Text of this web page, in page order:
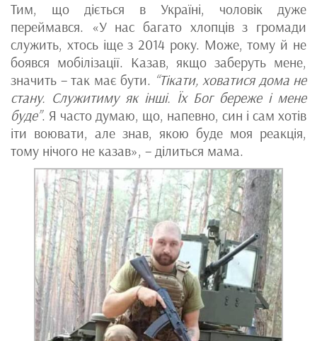
Тим, що діється в Україні, чоловік дуже
переймався. «У нас багато хлопців з громади
служить, хтось іще з 2014 року. Може, тому й не
боявся мобілізації. Казав, якщо заберуть мене,
значить – так має бути. “Тікати, ховатися дома не
стану. Служитиму як інші. Їх Бог береже і мене
буде”. Я часто думаю, що, напевно, син і сам хотів
іти воювати, але знав, якою буде моя реакція,
тому нічого не казав», – ділиться мама.